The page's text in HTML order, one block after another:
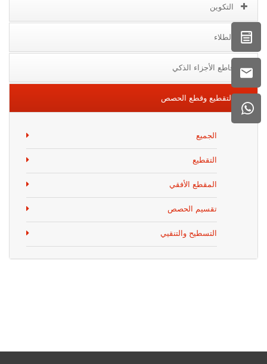
التكوين
الطلاء
قاطع الأجزاء الذكي
التقطيع وقطع الحصص
الجميع
التقطيع
المقطع الأفقي
تقسيم الحصص
التسطيح والتنقيي